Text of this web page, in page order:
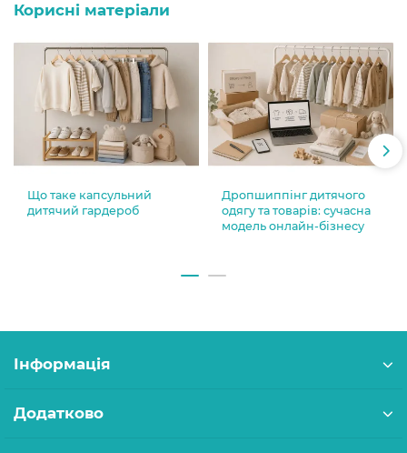
Корисні матеріали
Що таке капсульний
дитячий гардероб
Дропшиппінг дитячого
одягу та товарів: сучасна
модель онлайн-бізнесу
Інформація
Додатково